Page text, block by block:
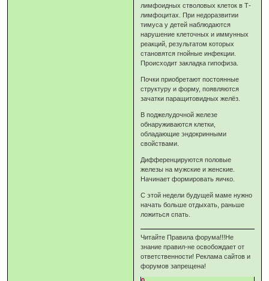
лимфоидных стволовых клеток в Т-
лимфоцитах. При недоразвитии
тимуса у детей наблюдаются
нарушение клеточных и иммунных
реакций, результатом которых
становятся гнойные инфекции.
Происходит закладка гипофиза.
Почки приобретают постоянные
структуру и форму, появляются
зачатки паращитовидных желёз.
В поджелудочной железе
обнаруживаются клетки,
обладающие эндокринными
свойствами.
Дифференцируются половые
железы на мужские и женские.
Начинает формировать яичко.
С этой недели будущей маме нужно
начать больше отдыхать, раньше
ложиться спать.
Читайте Правила форума!!!Не
знание правил-не освобождает от
ответственности! Реклама сайтов и
форумов запрещена!